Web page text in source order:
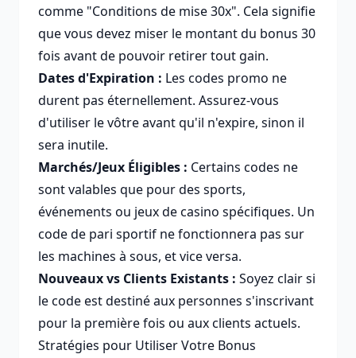
comme "Conditions de mise 30x". Cela signifie
que vous devez miser le montant du bonus 30
fois avant de pouvoir retirer tout gain.
Dates d'Expiration : Les codes promo ne
durent pas éternellement. Assurez-vous
d'utiliser le vôtre avant qu'il n'expire, sinon il
sera inutile.
Marchés/Jeux Éligibles : Certains codes ne
sont valables que pour des sports,
événements ou jeux de casino spécifiques. Un
code de pari sportif ne fonctionnera pas sur
les machines à sous, et vice versa.
Nouveaux vs Clients Existants : Soyez clair si
le code est destiné aux personnes s'inscrivant
pour la première fois ou aux clients actuels.
Stratégies pour Utiliser Votre Bonus